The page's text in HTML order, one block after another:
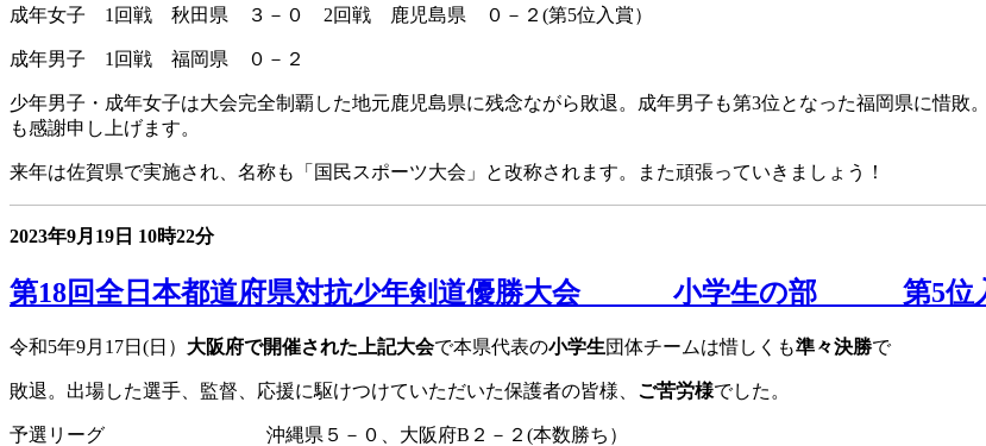
成年女子 1回戦 秋田県 ３－０ 2回戦 鹿児島県 ０－２(第5位入賞）
成年男子 1回戦 福岡県 ０－２
少年男子・成年女子は大会完全制覇した地元鹿児島県に残念ながら敗退。成年男子も第3位となった福岡県に惜
も感謝申し上げます。
来年は佐賀県で実施され、名称も「国民スポーツ大会」と改称されます。また頑張っていきましょう！
2023年9月19日 10時22分
第18回全日本都道府県対抗少年剣道優勝大会 小学生の部 第5位
令和5年9月17日(日） 大阪府で開催された上記大会で本県代表の小学生団体チームは惜しくも準々決勝で
敗退。出場した選手、監督、応援に駆けつけていただいた保護者の皆様、 ご苦労様でした。
予選リーグ 沖縄県５－０、大阪府B２－２(本数勝ち）